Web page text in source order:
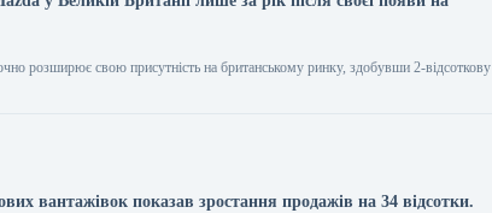
розширює свою присутність на британському ринку, здобувши 2-відсоткову
вантажівок показав зростання продажів на 34 відсотки.